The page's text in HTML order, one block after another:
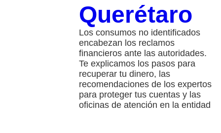
Querétaro
Los consumos no identificados
encabezan los reclamos
financieros ante las autoridades.
Te explicamos los pasos para
recuperar tu dinero, las
recomendaciones de los expertos
para proteger tus cuentas y las
oficinas de atención en la entidad